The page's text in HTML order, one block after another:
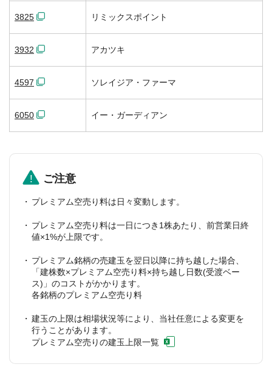
3825 リミックスポイント
3932 アカツキ
4597 ソレイジア・ファーマ
6050 イー・ガーディアン
ご注意
プレミアム空売り料は日々変動します。
プレミアム空売り料は一日につき1株あたり、前営業日終
値×1%が上限です。
プレミアム銘柄の売建玉を翌日以降に持ち越した場合、
「建株数×プレミアム空売り料×持ち越し日数(受渡ベー
ス)」のコストがかかります。
各銘柄のプレミアム空売り料
建玉の上限は相場状況等により、当社任意による変更を
行うことがあります。
プレミアム空売りの建玉上限一覧